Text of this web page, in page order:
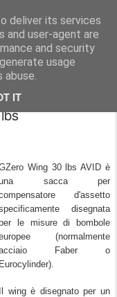
deliver its services
and user-agent are
and security
usage
IT
UNDERSEA MAGAZINE | SUBACQUEA | OTS | SCUBA | COMMERCIAL DIVING
GRAVITY
Wing 30 lbs AVID è
sacca per
d'assetto
disegnata
le misure di bombole
(normalmente
Faber o
Eurocylinder).
Il wing è disegnato per un